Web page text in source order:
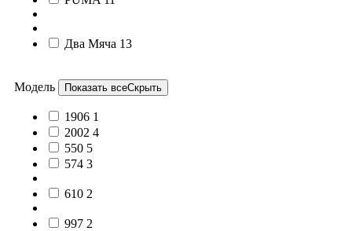
Два Мяча 13
Модель Показать всеСкрыть
1906 1
2002 4
550 5
574 3
610 2
997 2